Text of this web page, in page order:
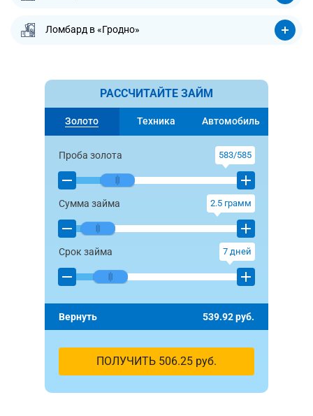
Ломбард в «Гродно»
РАССЧИТАЙТЕ ЗАЙМ
Золото Техника Автомобиль
Проба золота 583/585
Сумма займа 2.5 грамм
Срок займа 7 дней
Вернуть 539.92руб.
ПОЛУЧИТЬ 506.25 руб.